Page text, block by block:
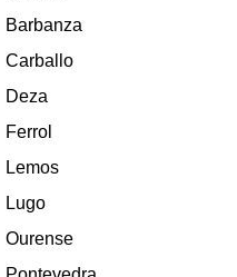
Barbanza
Carballo
Deza
Ferrol
Lemos
Lugo
Ourense